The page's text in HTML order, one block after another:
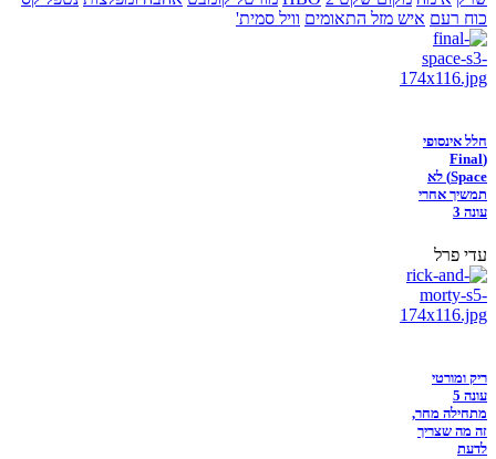
כוח רעם איש מזל התאומים וויל סמית'
חלל אינסופי
(Final
Space) לא
תמשיך אחרי
עונה 3
עדי פרל
ריק ומורטי
עונה 5
מתחילה מחר,
זה מה שצריך
לדעת